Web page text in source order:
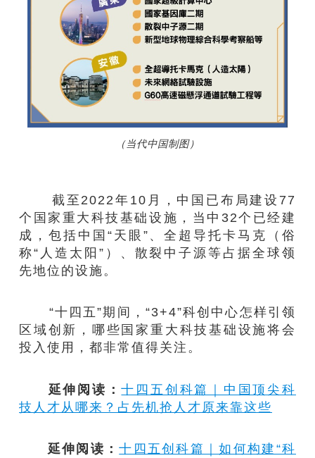
（当代中国制图）
截至2022年10月，中国已布局建设77
个国家重大科技基础设施，当中32个已经建
成，包括中国“天眼”、全超导托卡马克（俗
称“人造太阳”）、散裂中子源等占据全球领
先地位的设施。
“十四五”期间，“3+4”科创中心怎样引领
区域创新，哪些国家重大科技基础设施将会
投入使用，都非常值得关注。
延伸阅读：十四五创科篇｜中国顶尖科
技人才从哪来？占先机抢人才原来靠这些
延伸阅读：十四五创科篇｜如何构建“科